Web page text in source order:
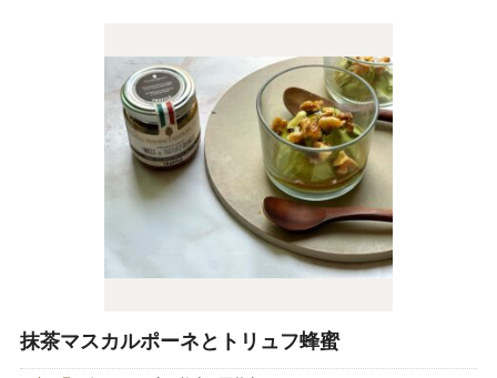
抹茶マスカルポーネとトリュフ蜂蜜